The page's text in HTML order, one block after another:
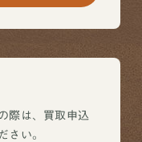
際は、買取申込
さい。